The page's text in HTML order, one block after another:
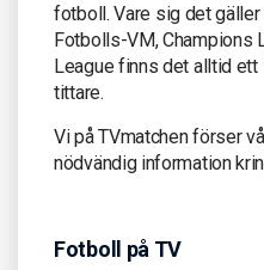
fotboll. Vare sig det
Fotbolls-VM, Champions
League finns det alltid
tittare.
Vi på TVmatchen förser
nödvändig information
Fotboll på TV